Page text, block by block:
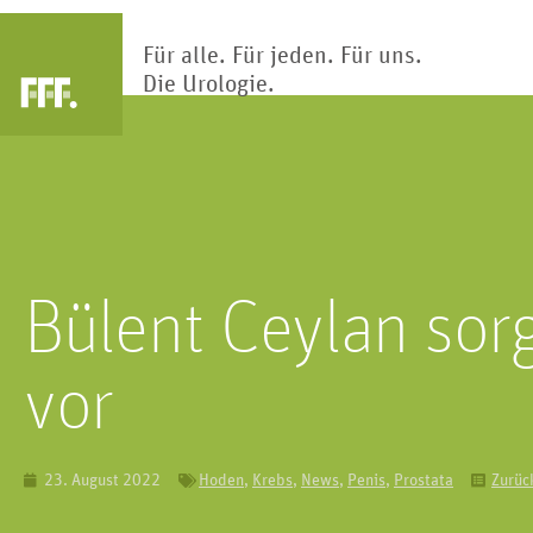
Für alle. Für jeden. Für uns.
Die Urologie.
gespeichert.
Blut hunderte
Bülent Ceylan
vor
23. August 2022 Hoden, Krebs, News, Penis, Prostata